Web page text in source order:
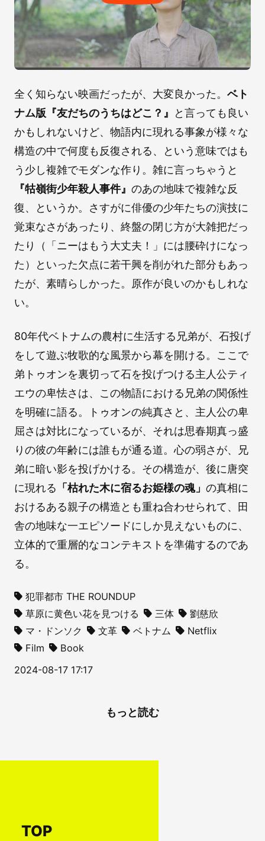
全く知らない映画だったが、大変良かった。 ベト
ナム版『友だちのうちはどこ？』
と言っても良い
かもしれないけど、物語内に現れる事象が様々な
構造の中で何度も反復される、という意味ではも
う少し複雑でモダンな作り。雑に言っちゃうと
『牯嶺街少年殺人事件』 のあの地味で複雑な反
復、というか。さすがに俳優の少年たちの演技に
覚束なさがあったり、終盤の閉じ方が大雑把だっ
たり（「ニーはもう大丈夫！」には腰砕けになっ
た）といった欠点に若干興を削がれた部分もあっ
たが、素晴らしかった。原作が良いのかもしれな
い。
80年代ベトナムの農村に生活する兄弟が、石投げ
をして遊ぶ牧歌的な風景から幕を開ける。ここで
弟トゥオンを裏切って石を投げつける主人公ティ
エウの卑怯さは、この物語における兄弟の関係性
を明確に語る。トゥオンの純真さと、主人公の卑
屈さは対比になっているが、それは思春期真っ盛
りの彼の年齢には誰もが通る道。心の弱さが、兄
弟に暗い影を投げかける。その構造が、後に唐突
に現れる 「枯れた木に宿るお姫様の魂」 の真相に
おけるある親子の構造とも重ね合わせられて、田
舎の地味な一エピソードにしか見えないものに、
立体的で重層的なコンテキストを準備するのであ
る。
犯罪都市 THE ROUNDUP
草原に黄色い花を見つける
三体
劉慈欣
マ・ドンソク
文革 ベトナム
Netflix
Film
Book
2024-08-17 17:17
もっと読む
TOP